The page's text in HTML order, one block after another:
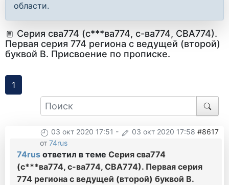
области.
Серия сва774 (с***ва774, с-ва774, СВА774).
Первая серия 774 региона с ведущей (второй)
буквой В. Присвоение по прописке.
1
03 окт 2020 17:51 - 03 окт 2020 17:58 #8617
от 74rus
74rus ответил в теме Серия сва774
(с***ва774, с-ва774, СВА774). Первая серия
774 региона с ведущей (второй) буквой В.